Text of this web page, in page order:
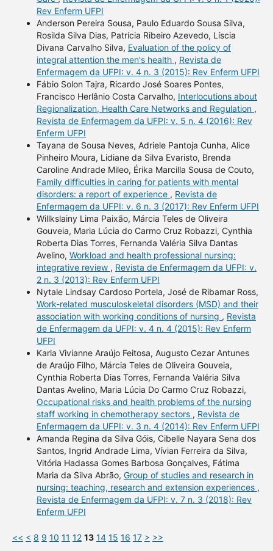
Rev Enferm UFPI
Anderson Pereira Sousa, Paulo Eduardo Sousa Silva,
Rosilda Silva Dias, Patrícia Ribeiro Azevedo, Líscia
Divana Carvalho Silva, Evaluation of the policy of
integral attention the men's health , Revista de
Enfermagem da UFPI: v. 4 n. 3 (2015): Rev Enferm UFPI
Fábio Solon Tajra, Ricardo José Soares Pontes,
Francisco Herlânio Costa Carvalho, Interlocutions about
Regionalization, Health Care Networks and Regulation ,
Revista de Enfermagem da UFPI: v. 5 n. 4 (2016): Rev
Enferm UFPI
Tayana de Sousa Neves, Adriele Pantoja Cunha, Alice
Pinheiro Moura, Lidiane da Silva Evaristo, Brenda
Caroline Andrade Mileo, Érika Marcilla Sousa de Couto,
Family difficulties in caring for patients with mental
disorders: a report of experience , Revista de
Enfermagem da UFPI: v. 6 n. 3 (2017): Rev Enferm UFPI
Willkslainy Lima Paixão, Márcia Teles de Oliveira
Gouveia, Maria Lúcia do Carmo Cruz Robazzi, Cynthia
Roberta Dias Torres, Fernanda Valéria Silva Dantas
Avelino, Workload and health professional nursing:
integrative review , Revista de Enfermagem da UFPI: v.
2 n. 3 (2013): Rev Enferm UFPI
Nytale Lindsay Cardoso Portela, José de Ribamar Ross,
Work-related musculoskeletal disorders (MSD) and their
association with working conditions of nursing , Revista
de Enfermagem da UFPI: v. 4 n. 4 (2015): Rev Enferm
UFPI
Karla Vivianne Araújo Feitosa, Augusto Cezar Antunes
de Araújo Filho, Márcia Teles de Oliveira Gouveia,
Cynthia Roberta Dias Torres, Fernanda Valéria Silva
Dantas Avelino, Maria Lúcia Do Carmo Cruz Robazzi,
Occupational risks and health problems of the nursing
staff working in chemotherapy sectors , Revista de
Enfermagem da UFPI: v. 3 n. 4 (2014): Rev Enferm UFPI
Amanda Regina da Silva Góis, Cibelle Nayara Sena dos
Santos, Ingrid Andrade Lima, Vívian Ferreira da Silva,
Vitória Hadassa Gomes Barbosa Gonçalves, Fátima
Maria da Silva Abrão, Group of studies and research in
nursing: teaching, research and extension experiences ,
Revista de Enfermagem da UFPI: v. 7 n. 3 (2018): Rev
Enferm UFPI
<< < 8 9 10 11 12 13 14 15 16 17 > >>